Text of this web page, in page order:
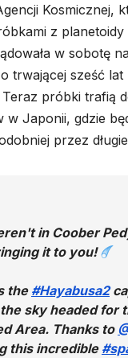
Kosmicznej,
z planetoidy
w sobotę
trwającej sześć lat
Teraz próbki trafią
w Japonii, gdzie
przez
in Coober
it to you!
the #Hayabusa2
sky headed for
Area. Thanks to
this incredible